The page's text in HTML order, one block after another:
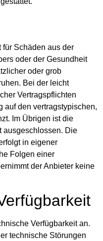
für Schäden aus der
oder der Gesundheit
oder grob
Bei der leicht
Vertragspflichten
auf den vertragstypischen,
Im Übrigen ist die
ausgeschlossen. Die
in eigener
Folgen einer
der Anbieter keine
Verfügbarkeit an.
technische Störungen